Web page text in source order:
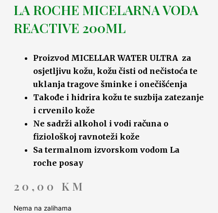
LA ROCHE MICELARNA VODA
REACTIVE 200ML
Proizvod MICELLAR WATER ULTRA za
osjetljivu kožu, kožu čisti od nečistoća te
uklanja tragove šminke i onečišćenja
Takođe i hidrira kožu te suzbija zatezanje
i crvenilo kože
Ne sadrži alkohol i vodi računa o
fiziološkoj ravnoteži kože
Sa termalnom izvorskom vodom La
roche posay
20,00 KM
Nema na zalihama